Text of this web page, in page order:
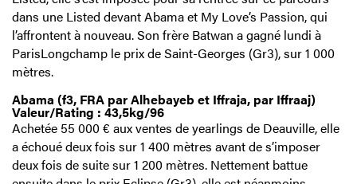
dans une Listed devant Abama et My Love’s Passion, qui
l’affrontent à nouveau. Son frère Batwan a gagné lundi à
ParisLongchamp le prix de Saint-Georges (Gr3), sur 1 000
mètres.
Abama (f3, FRA par Alhebayeb et Iffraja, par Iffraaj)
Valeur/Rating : 43,5kg/96
Achetée 55 000 € aux ventes de yearlings de Deauville, elle
a échoué deux fois sur 1 400 mètres avant de s’imposer
deux fois de suite sur 1 200 mètres. Nettement battue